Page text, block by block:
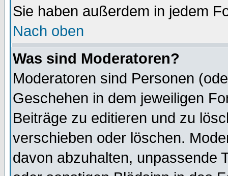
Sie haben außerdem in jedem
Nach oben
Was sind Moderatoren?
Moderatoren sind Personen
Geschehen in dem jeweiligen
Beiträge zu editieren und zu
verschieben oder löschen.
davon abzuhalten, unpassende